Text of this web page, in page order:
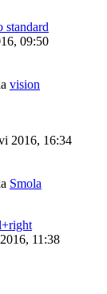
standard
09:50
vision
2016, 16:34
Smola
11:38